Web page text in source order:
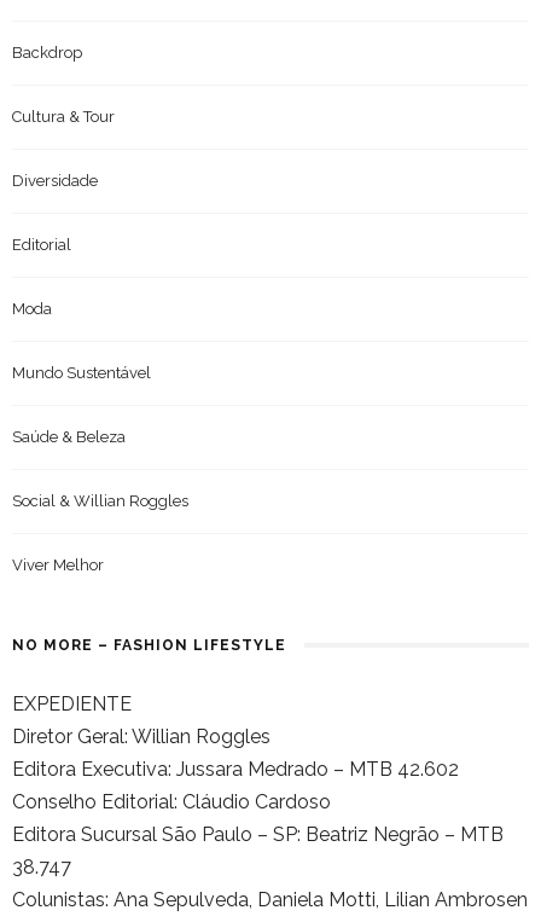
Backdrop
Cultura & Tour
Diversidade
Editorial
Moda
Mundo Sustentável
Saúde & Beleza
Social & Willian Roggles
Viver Melhor
NO MORE – FASHION LIFESTYLE
EXPEDIENTE
Diretor Geral: Willian Roggles
Editora Executiva: Jussara Medrado – MTB 42.602
Conselho Editorial: Cláudio Cardoso
Editora Sucursal São Paulo – SP: Beatriz Negrão – MTB
38.747
Colunistas: Ana Sepulveda, Daniela Motti, Lilian Ambrosen